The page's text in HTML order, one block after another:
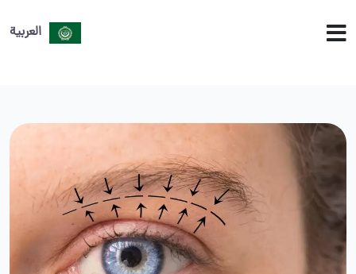
العربية